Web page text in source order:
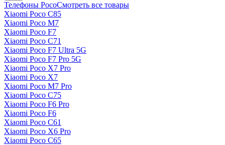
Телефоны PocoСмотреть все товары
Xiaomi Poco C85
Xiaomi Poco M7
Xiaomi Poco F7
Xiaomi Poco C71
Xiaomi Poco F7 Ultra 5G
Xiaomi Poco F7 Pro 5G
Xiaomi Poco X7 Pro
Xiaomi Poco X7
Xiaomi Poco M7 Pro
Xiaomi Poco C75
Xiaomi Poco F6 Pro
Xiaomi Poco F6
Xiaomi Poco C61
Xiaomi Poco X6 Pro
Xiaomi Poco C65